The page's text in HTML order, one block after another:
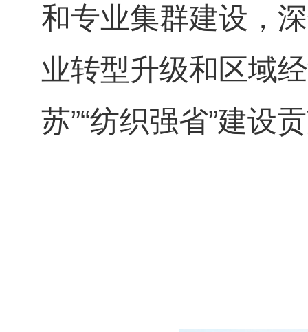
和专业集群建设，
业转型升级和区域
苏”“纺织强省”建设